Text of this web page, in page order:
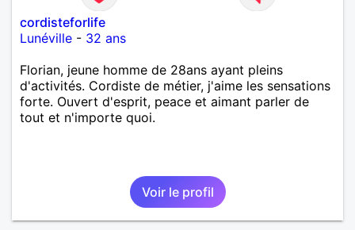
cordisteforlife
Lunéville - 32 ans
Florian, jeune homme de 28ans ayant pleins
d'activités. Cordiste de métier, j'aime les sensations
forte. Ouvert d'esprit, peace et aimant parler de
tout et n'importe quoi.
Voir le profil